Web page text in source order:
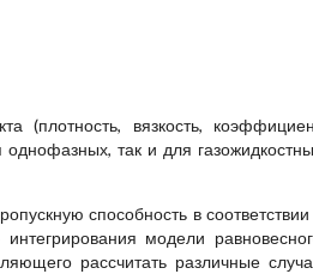
(плотность, вязкость,
так и для
способность в соответствии
модели
рассчитать различные